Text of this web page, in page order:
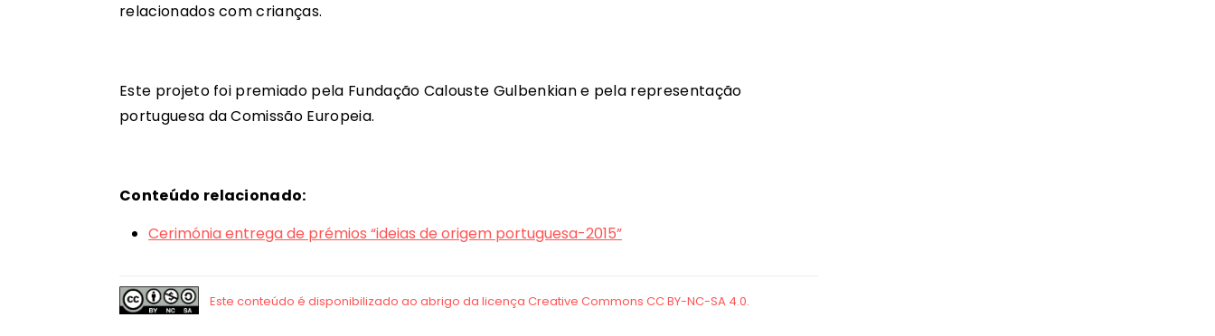
relacionados com crianças.
Este projeto foi premiado pela Fundação Calouste Gulbenkian e pela representação
portuguesa da Comissão Europeia.
Conteúdo relacionado:
Cerimónia entrega de prémios “ideias de origem portuguesa-2015”